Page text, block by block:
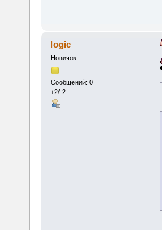
logic
Новичок
Сообщений: 0
+2/-2